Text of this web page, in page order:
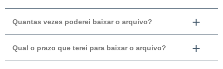
Quantas vezes poderei baixar o arquivo?
Qual o prazo que terei para baixar o arquivo?